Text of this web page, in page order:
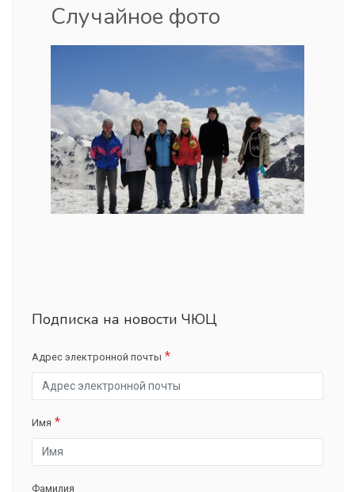
Случайное фото
Подписка на новости ЧЮЦ
Адрес электронной почты
Имя
Фамилия